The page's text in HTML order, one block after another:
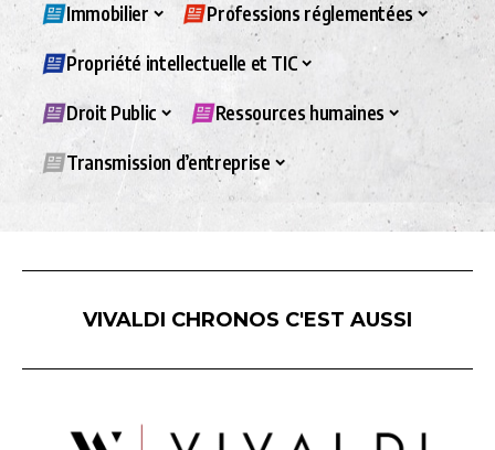
Immobilier Professions réglementées
Propriété intellectuelle et TIC
Droit Public Ressources humaines
Transmission d’entreprise
VIVALDI CHRONOS C'EST AUSSI